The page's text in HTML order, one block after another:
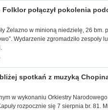
Folklor połączył pokolenia
Żelazno w minioną niedzielę, 26
Wydarzenie zgromadziło zespoły
spotkań z muzyką
w wykonaniu Orkiestry
rozpocznie się 7 sierpnia br. 81.